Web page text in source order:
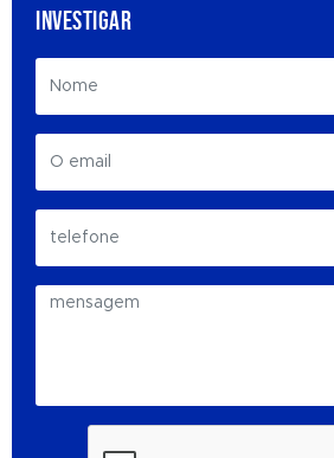
INVESTIGAR